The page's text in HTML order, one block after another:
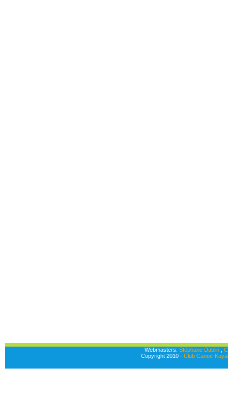
Webmasters: Stéphane Dablin,
Copyright 2010 - Club Canoë-